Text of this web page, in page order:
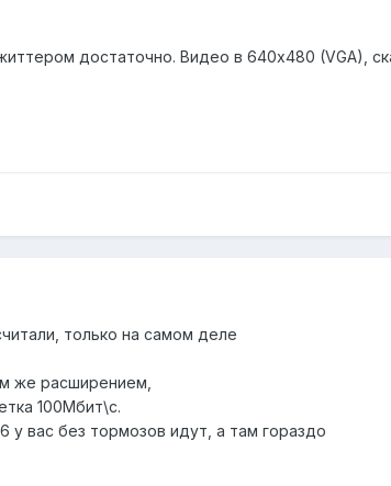
достаточно. Видео в 640x480 (VGA),
только на самом деле
же расширением,
100Мбит\с.
у вас без тормозов идут, а там гораздо